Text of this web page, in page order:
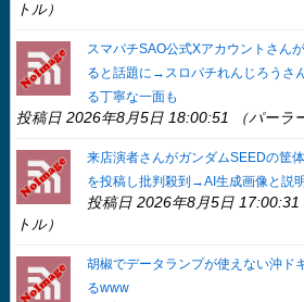
トル）
スマパチSAO公式Xアカウントさん
ると話題に→スロパチれんじろうさ
る丁寧な一面も
投稿日 2026年8月5日 18:00:51 （パーラ
来店演者さんがガンダムSEEDの筐
を投稿し批判殺到→AI生成画像と説
投稿日 2026年8月5日
トル）
胡椒でデータランプが使えない沖ド
るwww